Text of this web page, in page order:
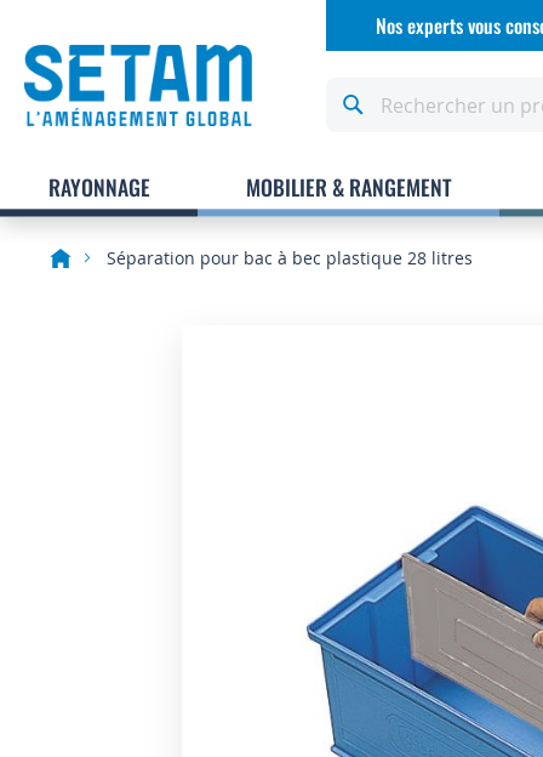
AllezNos experts vous
RAYONNAGE MOBILIER & RANGEMENT
Séparation pour bac à bec plastique 28 litres